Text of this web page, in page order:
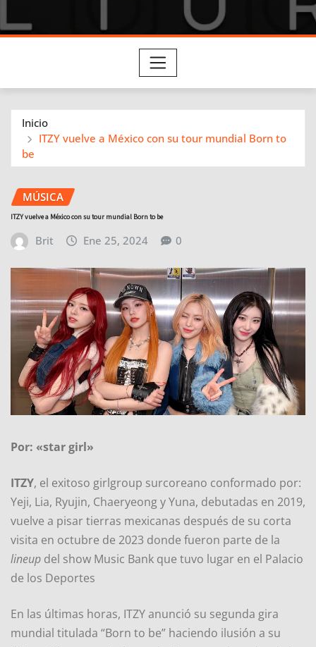
Inicio
ITZY vuelve a México con su tour mundial Born to
be
MÚSICA
ITZY vuelve a México con su tour mundial Born to be
Brit Ene 25, 2024 0
Por: «star girl»
ITZY, el exitoso girlgroup surcoreano conformado por:
Yeji, Lia, Ryujin, Chaeryeong y Yuna, debutadas en 2019,
vuelve a pisar tierras mexicanas después de su corta
visita en octubre de 2023 donde fueron parte de la
lineup del show Music Bank que tuvo lugar en el Palacio
de los Deportes
​En las últimas horas, ITZY anunció su segunda gira
mundial titulada “Born to be” haciendo ilusión a su